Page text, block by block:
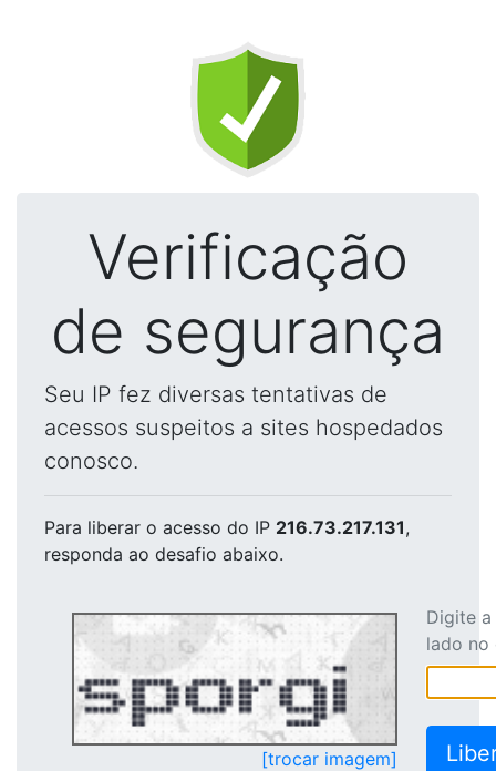
Verificação
de segurança
Seu IP fez diversas tentativas de
acessos suspeitos a sites hospedados
conosco.
Para liberar o acesso do IP 216.73.217.131,
responda ao desafio abaixo.
[trocar imagem]
Digite
lado no